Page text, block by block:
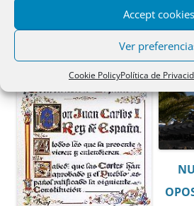
Accept cookies
Ver
Cookie PolicyPolítica de